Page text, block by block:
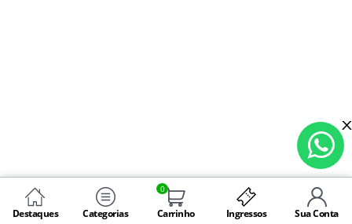
Destaques Categorias
0
Carrinho Ingressos Sua Conta